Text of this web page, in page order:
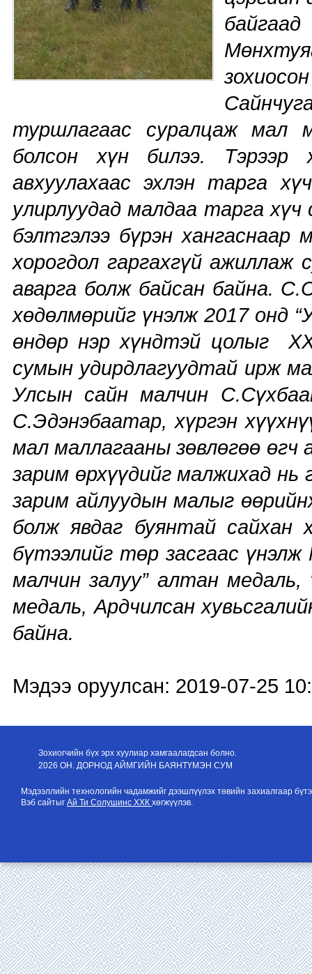
туршлагаас суралцаж мал
болсон хүн билээ.
авхуулахаас эхлэн тарга
улирлуудад малдаа тарга
бэлтгэлээ бүрэн хангаснаар
хорогдол гаргахгүй ажиллаж
аварга болж байсан байна.
хөдөлмөрийг үнэлж 2017 онд
өндөр нэр хүндтэй цолыг
сумын удирдлагуудтай ирж
Улсын сайн малчин
С.Эдэнэбаатар, хүргэн
мал маллагааны зөвлөгөө өгч
зарим өрхүүдийг малжихад
зарим айлуудын малыг
болж явдаг буянтай
бүтээлийг төр засгаас
малчин залуу” алтан
медаль, Ардчилсан
байна.
Мэдээ оруулсан: 2019-07-25
Зохиогчийн бүх эрх хуулиар хамгаалагдсан болно.
2026 ОН. ДОРНОД АЙМГИЙН БАЯНТҮМЭН СУМ
Мэдээллийн технологийн чадамжийг дээшлүүлэх төвийн захиалгаар
Вэб сайтыг Ай Ти Солушинс ХХК хөгжүүлэв.